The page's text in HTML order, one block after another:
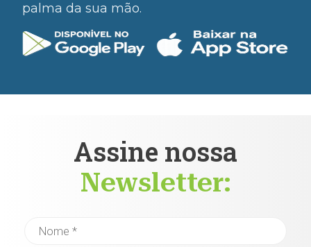
palma da sua mão.
Assine nossa
Newsletter: